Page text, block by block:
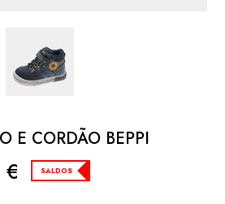
E CORDÃO BEPPI
€ SALDOS